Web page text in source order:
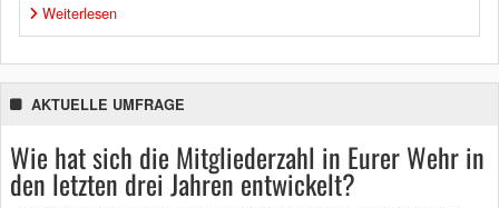
Weiterlesen
AKTUELLE UMFRAGE
Wie hat sich die Mitgliederzahl in Eurer Wehr in
den letzten drei Jahren entwickelt?